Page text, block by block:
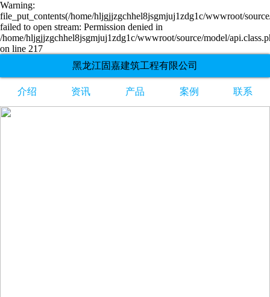
Warning:
file_put_contents(/home/hljgjjzgchhel8jsgmjuj1zdg1c/wwwroot/
failed to open stream: Permission denied in
/home/hljgjjzgchhel8jsgmjuj1zdg1c/wwwroot/source/model/
on line 217
黑龙江固嘉建筑工程有限公司
介绍 资讯 产品 案例 联系